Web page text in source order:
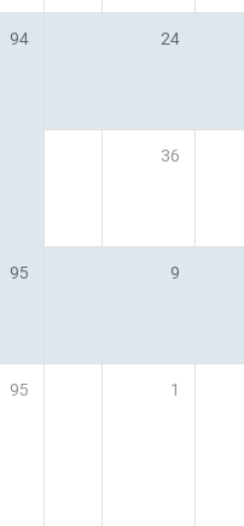
24
94
36
9
95
1
95